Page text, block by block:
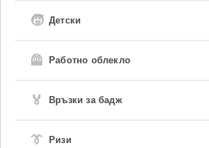
🧒 Детски
🦺 Работно облекло
🏅 Връзки за бадж
👔 Ризи